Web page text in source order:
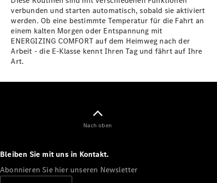
Mercedes-
Maybach
GLS SUV
Mercedes-
Maybach
GLS SUV
Neu
T-Modell
verbunden und starten automatisch, sobald sie aktiviert
werden. Ob eine bestimmte Temperatur für die Fahrt an
einem kalten Morgen oder Entspannung mit
ENERGIZING COMFORT auf dem Heimweg nach der
Arbeit - die E-Klasse kennt Ihren Tag und fährt auf Ihre
Art.
Nach oben
Bleiben Sie mit uns in Kontakt.
Abonnieren Sie hier unseren Newsletter